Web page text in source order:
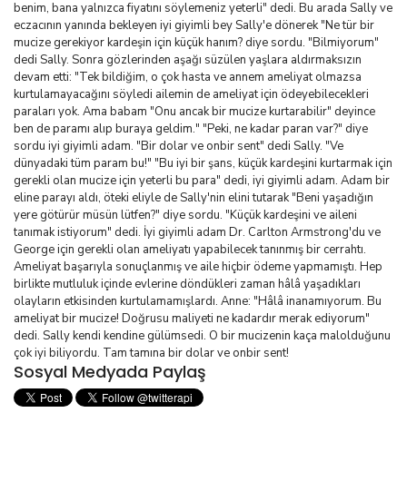
benim, bana yalnızca fiyatını söylemeniz yeterli" dedi. Bu arada Sally ve
eczacının yanında bekleyen iyi giyimli bey Sally'e dönerek "Ne tür bir
mucize gerekiyor kardeşin için küçük hanım? diye sordu. "Bilmiyorum"
dedi Sally. Sonra gözlerinden aşağı süzülen yaşlara aldırmaksızın
devam etti: "Tek bildiğim, o çok hasta ve annem ameliyat olmazsa
kurtulamayacağını söyledi ailemin de ameliyat için ödeyebilecekleri
paraları yok. Ama babam "Onu ancak bir mucize kurtarabilir" deyince
ben de paramı alıp buraya geldim." "Peki, ne kadar paran var?" diye
sordu iyi giyimli adam. "Bir dolar ve onbir sent" dedi Sally. "Ve
dünyadaki tüm param bu!" "Bu iyi bir şans, küçük kardeşini kurtarmak için
gerekli olan mucize için yeterli bu para" dedi, iyi giyimli adam. Adam bir
eline parayı aldı, öteki eliyle de Sally'nin elini tutarak "Beni yaşadığın
yere götürür müsün lütfen?" diye sordu. "Küçük kardeşini ve aileni
tanımak istiyorum" dedi. İyi giyimli adam Dr. Carlton Armstrong'du ve
George için gerekli olan ameliyatı yapabilecek tanınmış bir cerrahtı.
Ameliyat başarıyla sonuçlanmış ve aile hiçbir ödeme yapmamıştı. Hep
birlikte mutluluk içinde evlerine döndükleri zaman hâlâ yaşadıkları
olayların etkisinden kurtulamamışlardı. Anne: "Hâlâ inanamıyorum. Bu
ameliyat bir mucize! Doğrusu maliyeti ne kadardır merak ediyorum"
dedi. Sally kendi kendine gülümsedi. O bir mucizenin kaça malolduğunu
çok iyi biliyordu. Tam tamına bir dolar ve onbir sent!
Sosyal Medyada Paylaş